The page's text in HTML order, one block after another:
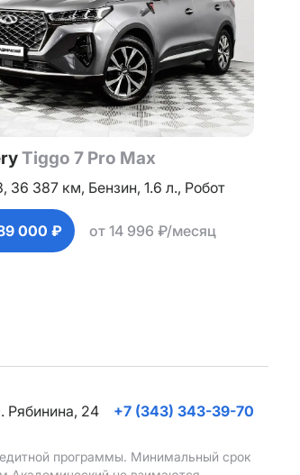
Tiggo 7 Pro Max
36 387 км, Бензин, 1.6 л., Робот
000 ₽ от 14 996 ₽/месяц
Рябинина, 24 +7 (343) 343-39-70
программы. Минимальный срок